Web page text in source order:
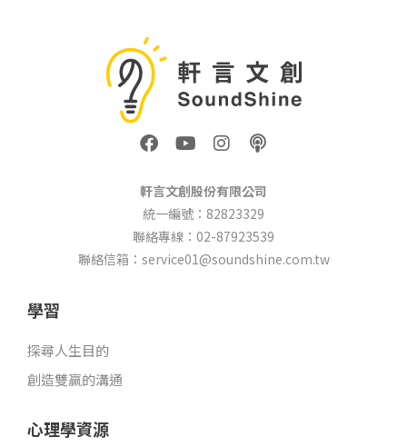
F
a
e
b
o
o
k
Y
o
t
u
b
e
I
n
t
a
g
r
a
P
o
c
a
s
t
軒言文創股份有限公司
統一編號：82823329
聯絡專線：02-87923539
聯絡信箱：service01@soundshine.com.tw
學習
探尋人生目的
創造雙贏的溝通
心理學資源